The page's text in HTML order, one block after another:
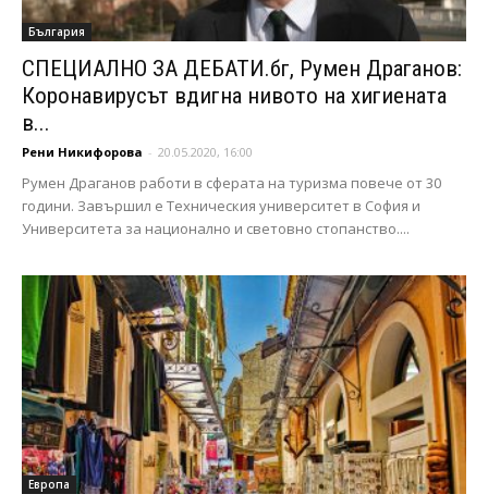
България
СПЕЦИАЛНО ЗА ДЕБАТИ.бг, Румен Драганов:
Коронавирусът вдигна нивото на хигиената
в...
Рени Никифорова - 20.05.2020, 16:00
Румен Драганов работи в сферата на туризма повече от 30
години. Завършил е Техническия университет в София и
Университета за национално и световно стопанство....
Европа